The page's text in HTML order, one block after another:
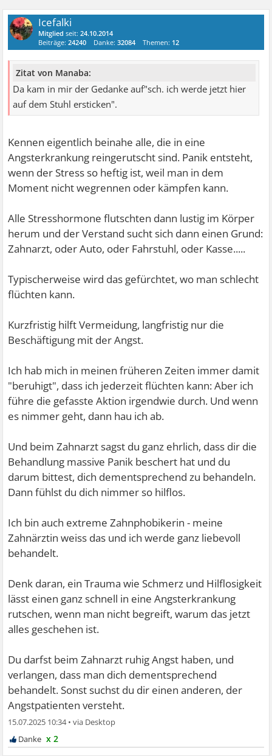
Icefalki
Mitglied seit:24.10.2014
Beiträge:24240 Danke:32084 Themen: 12
Zitat von Manaba:
Da kam in mir der Gedanke auf"sch. ich werde jetzt hier
auf dem Stuhl ersticken".
Kennen eigentlich beinahe alle, die in eine
Angsterkrankung reingerutscht sind. Panik entsteht,
wenn der Stress so heftig ist, weil man in dem
Moment nicht wegrennen oder kämpfen kann.
Alle Stresshormone flutschten dann lustig im Körper
herum und der Verstand sucht sich dann einen Grund:
Zahnarzt, oder Auto, oder Fahrstuhl, oder Kasse.....
Typischerweise wird das gefürchtet, wo man schlecht
flüchten kann.
Kurzfristig hilft Vermeidung, langfristig nur die
Beschäftigung mit der Angst.
Ich hab mich in meinen früheren Zeiten immer damit
"beruhigt", dass ich jederzeit flüchten kann: Aber ich
führe die gefasste Aktion irgendwie durch. Und wenn
es nimmer geht, dann hau ich ab.
Und beim Zahnarzt sagst du ganz ehrlich, dass dir die
Behandlung massive Panik beschert hat und du
darum bittest, dich dementsprechend zu behandeln.
Dann fühlst du dich nimmer so hilflos.
Ich bin auch extreme Zahnphobikerin - meine
Zahnärztin weiss das und ich werde ganz liebevoll
behandelt.
Denk daran, ein Trauma wie Schmerz und Hilflosigkeit
lässt einen ganz schnell in eine Angsterkrankung
rutschen, wenn man nicht begreift, warum das jetzt
alles geschehen ist.
Du darfst beim Zahnarzt ruhig Angst haben, und
verlangen, dass man dich dementsprechend
behandelt. Sonst suchst du dir einen anderen, der
Angstpatienten versteht.
15.07.2025 10:34•
x 2